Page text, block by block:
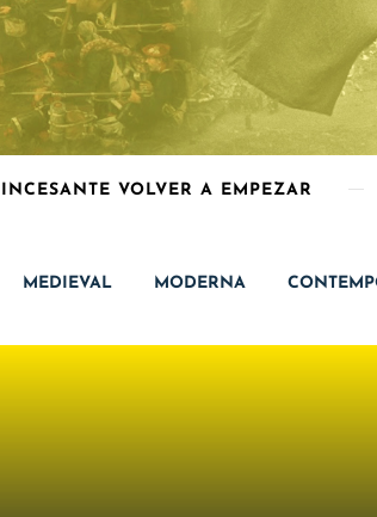
VOLVER A EMPEZAR
MEDIEVAL MODERNA